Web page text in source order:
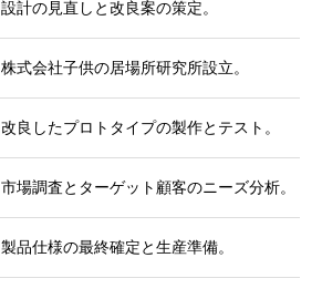
設計の見直しと改良案の策定。
株式会社子供の居場所研究所設立。
改良したプロトタイプの製作とテスト。
市場調査とターゲット顧客のニーズ分析。
製品仕様の最終確定と生産準備。